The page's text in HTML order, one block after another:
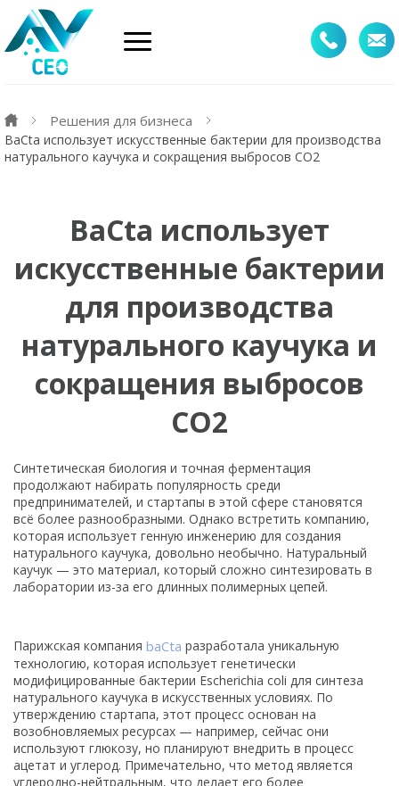
Решения для бизнеса
BaCta использует искусственные бактерии для производства
натурального каучука и сокращения выбросов CO2
BaCta использует
искусственные бактерии
для производства
натурального каучука и
сокращения выбросов
CO2
Синтетическая биология и точная ферментация
продолжают набирать популярность среди
предпринимателей, и стартапы в этой сфере становятся
всё более разнообразными. Однако встретить компанию,
которая использует генную инженерию для создания
натурального каучука, довольно необычно. Натуральный
каучук — это материал, который сложно синтезировать в
лаборатории из-за его длинных полимерных цепей.
Парижская компания baCta разработала уникальную
технологию, которая использует генетически
модифицированные бактерии Escherichia coli для синтеза
натурального каучука в искусственных условиях. По
утверждению стартапа, этот процесс основан на
возобновляемых ресурсах — например, сейчас они
используют глюкозу, но планируют внедрить в процесс
ацетат и углерод. Примечательно, что метод является
углеродно-нейтральным, что делает его более